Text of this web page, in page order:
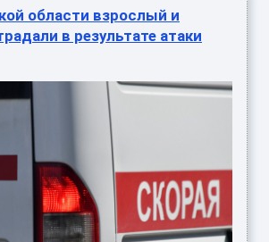
области взрослый и
в результате атаки